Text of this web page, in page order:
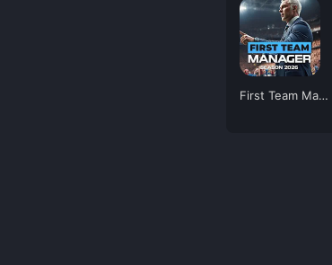
First Team Manager 2026